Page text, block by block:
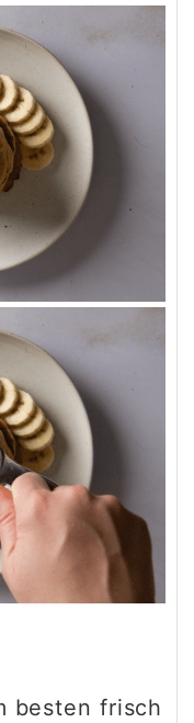
besten frisch